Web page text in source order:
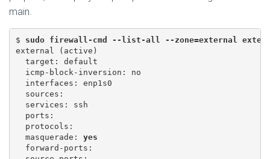
main.
$ sudo firewall-cmd --list-all --zone=external
external (active)
  target: default
  icmp-block-inversion: no
  interfaces: enp1s0
  sources:
  services: ssh
  ports:
  protocols:
  masquerade:
yes
  forward-ports: